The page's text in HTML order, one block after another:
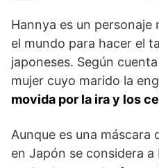
Hannya es un
el mundo para hacer el
japoneses. Según
mujer cuyo marido la
movida por la ira y los
Aunque es una máscara
en Japón se considera